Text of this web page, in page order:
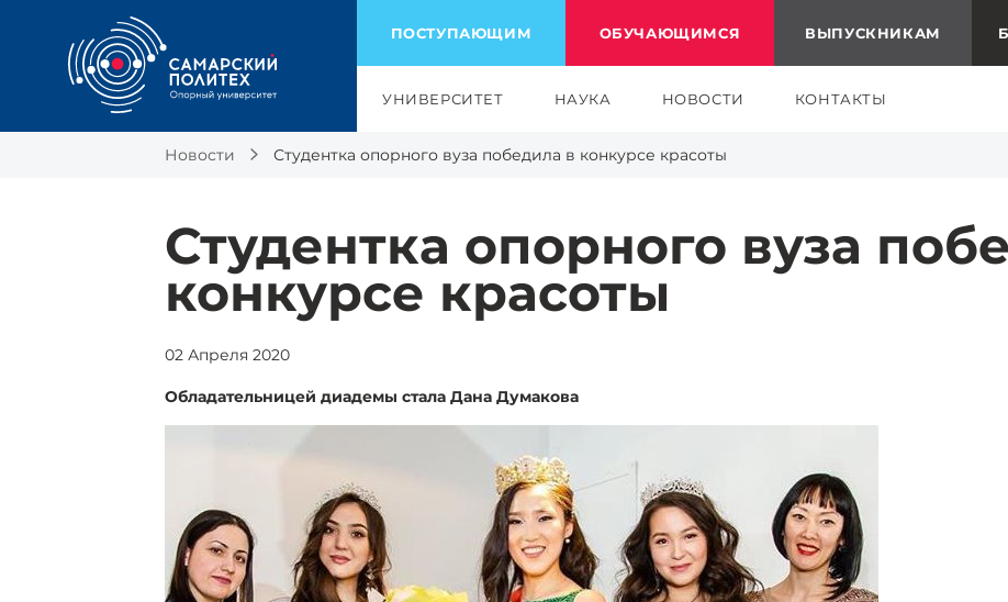
ПОСТУПАЮЩИМ ОБУЧАЮЩИМСЯ ВЫПУСКНИКАМ
УНИВЕРСИТЕТ НАУКА НОВОСТИ КОНТАКТЫ
Новости Студентка опорного вуза победила в конкурсе красоты
Студентка опорного вуза
конкурсе красоты
02 Апреля 2020
Обладательницей диадемы стала Дана Думакова